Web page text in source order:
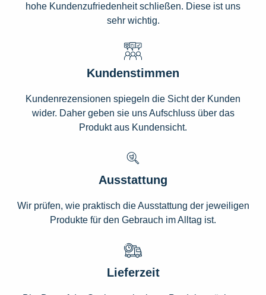
hohe Kundenzufriedenheit schließen. Diese ist uns
sehr wichtig.
Kundenstimmen
Kundenrezensionen spiegeln die Sicht der Kunden
wider. Daher geben sie uns Aufschluss über das
Produkt aus Kundensicht.
Ausstattung
Wir prüfen, wie praktisch die Ausstattung der jeweiligen
Produkte für den Gebrauch im Alltag ist.
Lieferzeit